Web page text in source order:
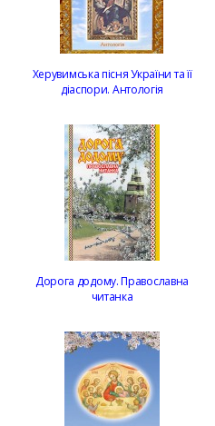
Херувимська пісня України та її
діаспори. Антологія
Дорога додому. Православна
читанка